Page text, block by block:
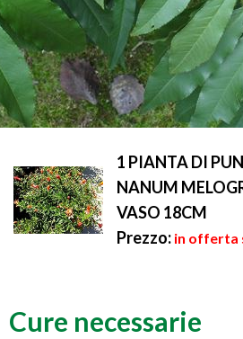
1 PIANTA DI
NANUM
VASO 18CM
Prezzo: in offerta
Cure necessarie